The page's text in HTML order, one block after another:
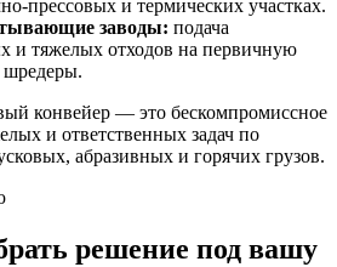
прессовых и термических участках.
заводы: подача
и тяжелых отходов на первичную
шредеры.
конвейер — это бескомпромиссное
и ответственных задач по
абразивных и горячих грузов.
решение под вашу